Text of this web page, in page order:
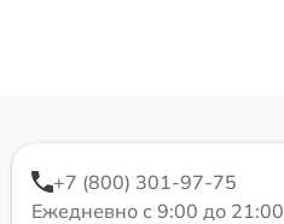
+7 (800) 301-97-75
Ежедневно с 9:00 до 21:00